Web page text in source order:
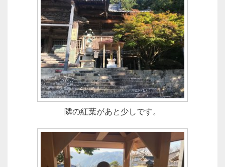
隣の紅葉があと少しです。